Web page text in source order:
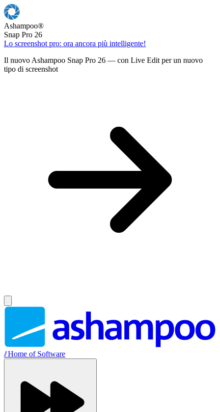
Ashampoo®
Snap Pro 26
Lo screenshot pro: ora ancora più intelligente!
Il nuovo Ashampoo Snap Pro 26 — con Live Edit per un nuovo
tipo di screenshot
//Home of Software